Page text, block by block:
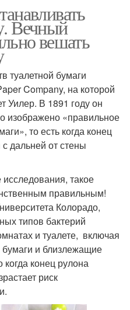
Вечный
вешать
туалетной бумаги
Company, на которой
Уилер. В 1891 году он
изображено «правильное
то есть когда конец
дальней от стены
такое
правильным!
Колорадо,
типов бактерий
и туалете, включая
бумаги и близлежащие
конец рулона
риск